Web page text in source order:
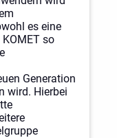
es eine
so
Generation
wird. Hierbei